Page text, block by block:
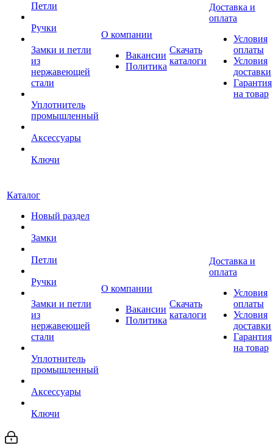
Петли
Ручки
Замки и петли
из
нержавеющей
стали
Уплотнитель
промышленный
Аксессуары
Ключи
О компании
Вакансии
Политика
Скачать
каталоги
Доставка и
оплата
Условия
оплаты
Условия
доставки
Гарантия
на товар
Каталог
Новый раздел
Замки
Петли
Ручки
Замки и петли
из
нержавеющей
стали
Уплотнитель
промышленный
Аксессуары
Ключи
О компании
Вакансии
Политика
Скачать
каталоги
Доставка и
оплата
Условия
оплаты
Условия
доставки
Гарантия
на товар